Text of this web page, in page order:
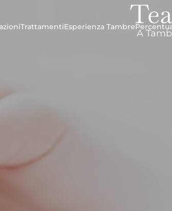
TrattamentiEsperienza Tambre
A